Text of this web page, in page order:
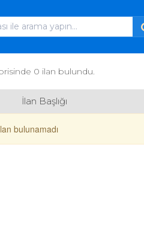
0 ilan bulundu.
İlan Başlığı
bulunamadı